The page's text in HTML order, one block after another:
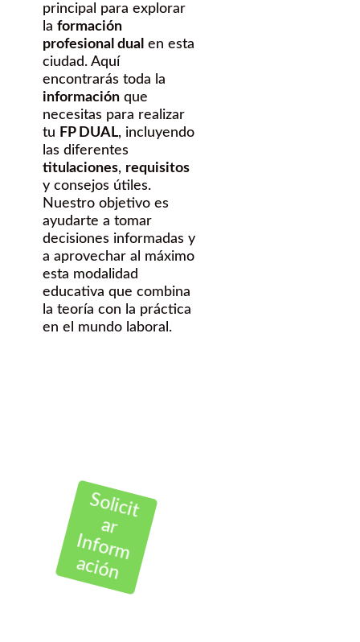
principal para explorar
la formación
profesional dual en esta
ciudad. Aquí
encontrarás toda la
información que
necesitas para realizar
tu FP DUAL, incluyendo
las diferentes
titulaciones, requisitos
y consejos útiles.
Nuestro objetivo es
ayudarte a tomar
decisiones informadas y
a aprovechar al máximo
esta modalidad
educativa que combina
la teoría con la práctica
en el mundo laboral.
Solicit
ar
Inform
ación